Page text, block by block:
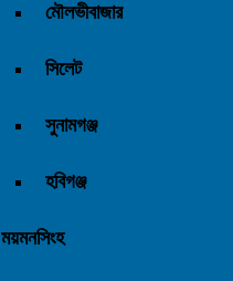
মৌলভীবাজার
সিলেট
সুনামগঞ্জ
হবিগঞ্জ
ময়মনসিংহ